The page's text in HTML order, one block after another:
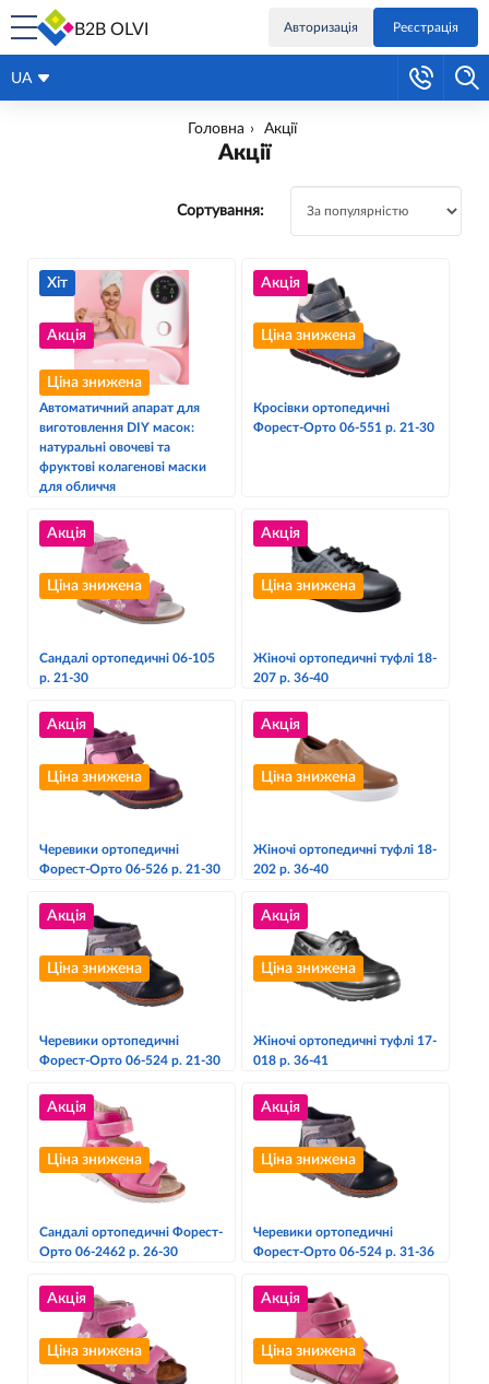
B2B OLVI Авторизація Реєстрація
UA
Головна Акцiї
Акцiї
Сортування:
Хіт
Акція
Ціна знижена
Автоматичний апарат для
виготовлення DIY масок:
натуральні овочеві та
фруктові колагенові маски
для обличчя
Акція
Ціна знижена
Кросівки ортопедичні
Форест-Орто 06-551 р. 21-30
Акція
Ціна знижена
Сандалі ортопедичні 06-105
р. 21-30
Акція
Ціна знижена
Жіночі ортопедичні туфлі 18-
207 р. 36-40
Акція
Ціна знижена
Черевики ортопедичні
Форест-Орто 06-526 р. 21-30
Акція
Ціна знижена
Жіночі ортопедичні туфлі 18-
202 р. 36-40
Акція
Ціна знижена
Черевики ортопедичні
Форест-Орто 06-524 р. 21-30
Акція
Ціна знижена
Жіночі ортопедичні туфлі 17-
018 р. 36-41
Акція
Ціна знижена
Сандалі ортопедичні Форест-
Орто 06-2462 р. 26-30
Акція
Ціна знижена
Черевики ортопедичні
Форест-Орто 06-524 р. 31-36
Акція
Ціна знижена
Акція
Ціна знижена